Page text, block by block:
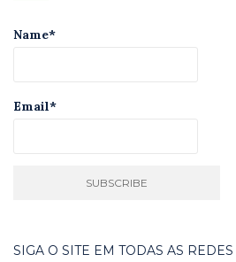
Name*
Email*
SIGA O SITE EM TODAS AS REDES